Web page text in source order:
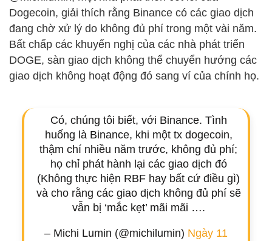
Dogecoin, giải thích rằng Binance có các giao dịch
đang chờ xử lý do không đủ phí trong một vài năm.
Bất chấp các khuyến nghị của các nhà phát triển
DOGE, sàn giao dịch không thể chuyển hướng các
giao dịch không hoạt động đó sang ví của chính họ.
Có, chúng tôi biết, với Binance. Tình
huống là Binance, khi một tx dogecoin,
thậm chí nhiều năm trước, không đủ phí;
họ chỉ phát hành lại các giao dịch đó
(Không thực hiện RBF hay bất cứ điều gì)
và cho rằng các giao dịch không đủ phí sẽ
vẫn bị ‘mắc kẹt’ mãi mãi ….
– Michi Lumin (@michilumin) Ngày 11